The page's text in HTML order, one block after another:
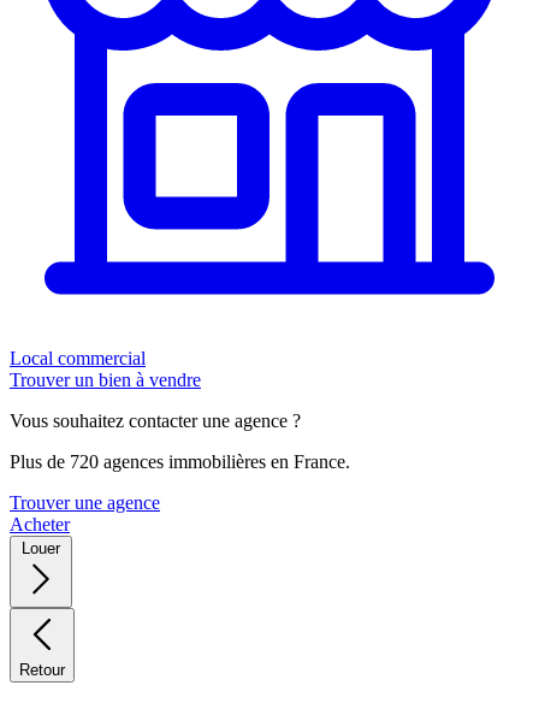
Local commercial
Trouver un bien à vendre
Vous souhaitez contacter une agence ?
Plus de 720 agences immobilières en France.
Trouver une agence
Acheter
Louer
Retour